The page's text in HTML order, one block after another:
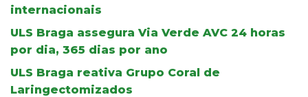
internacionais
ULS Braga assegura Via Verde AVC 24 horas
por dia, 365 dias por ano
ULS Braga reativa Grupo Coral de
Laringectomizados